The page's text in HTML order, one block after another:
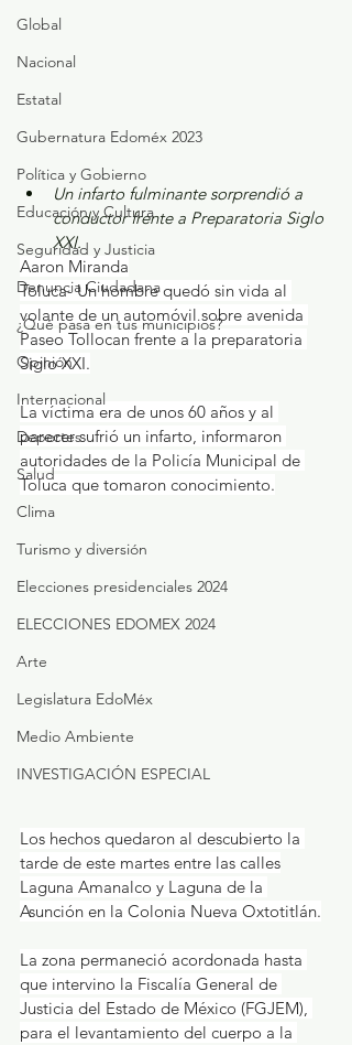
Global
Nacional
Estatal
Gubernatura Edoméx 2023
Política y Gobierno
Educación y Cultura
Seguridad y Justicia
Denuncia Ciudadana
¿Qué pasa en tus municipios?
Opinión
Internacional
Deportes
Salud
Clima
Turismo y diversión
Elecciones presidenciales 2024
ELECCIONES EDOMEX 2024
Arte
Legislatura EdoMéx
Medio Ambiente
INVESTIGACIÓN ESPECIAL
Un infarto fulminante sorprendió a
conductor frente a Preparatoria Siglo
XXI.
Aaron Miranda
Toluca- Un hombre quedó sin vida al
volante de un automóvil sobre avenida
Paseo Tollocan frente a la preparatoria
Siglo XXI.
La víctima era de unos 60 años y al
parecer sufrió un infarto, informaron
autoridades de la Policía Municipal de
Toluca que tomaron conocimiento.
Los hechos quedaron al descubierto la
tarde de este martes entre las calles
Laguna Amanalco y Laguna de la
Asunción en la Colonia Nueva Oxtotitlán.
La zona permaneció acordonada hasta
que intervino la Fiscalía General de
Justicia del Estado de México (FGJEM),
para el levantamiento del cuerpo a la